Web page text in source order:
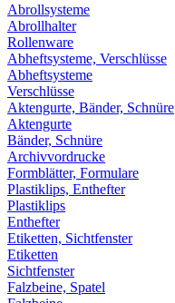
Abrollsysteme
Abrollhalter
Rollenware
Abheftsysteme, Verschlüsse
Abheftsysteme
Verschlüsse
Aktengurte, Bänder, Schnüre
Aktengurte
Bänder, Schnüre
Archivvordrucke
Formblätter, Formulare
Plastiklips, Enthefter
Plastiklips
Enthefter
Etiketten, Sichtfenster
Etiketten
Sichtfenster
Falzbeine, Spatel